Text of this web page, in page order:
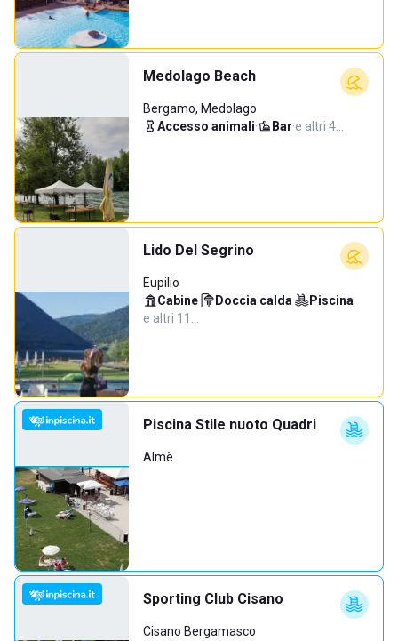
Medolago Beach
Bergamo, Medolago
Accesso animali· Bar·e altri 4…
Lido Del Segrino
Eupilio
Cabine· Doccia calda· Piscina·
e altri 11…
Piscina Stile nuoto Quadri
Almè
Sporting Club Cisano
Cisano Bergamasco